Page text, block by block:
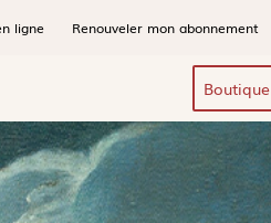
ligne Renouveler mon abonnement
Boutique